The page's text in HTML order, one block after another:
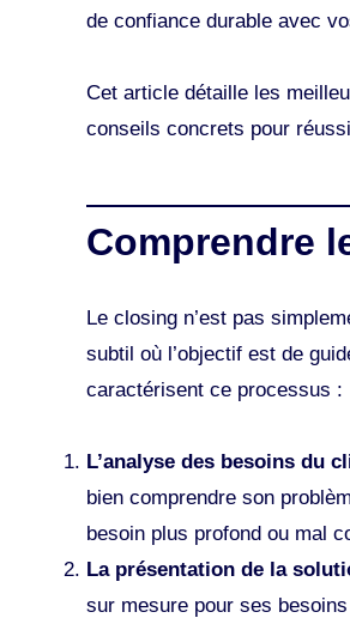
de confiance durable avec
Cet article détaille les
conseils concrets pour
Comprendre
Le closing n’est pas
subtil où l’objectif est de
caractérisent ce processus :
L’analyse des besoins du
bien comprendre son
besoin plus profond ou mal
La présentation de la
sur mesure pour ses